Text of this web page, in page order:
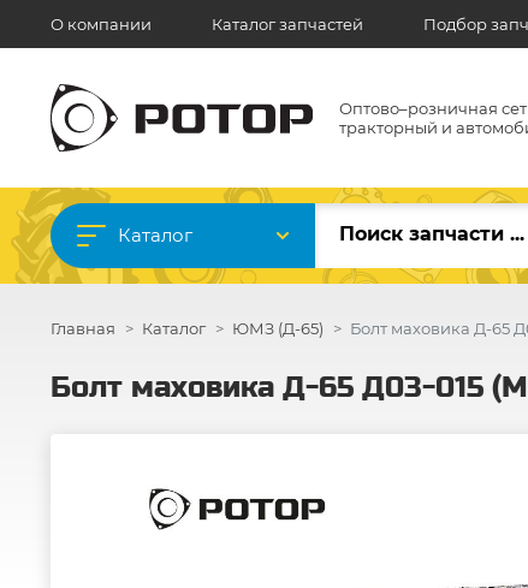
О компании Каталог запчастей Подбор
Оптово–розничная
тракторный и
Каталог
Главная Каталог ЮМЗ (Д-65) Болт маховика Д-65
Болт маховика Д-65 Д03-015